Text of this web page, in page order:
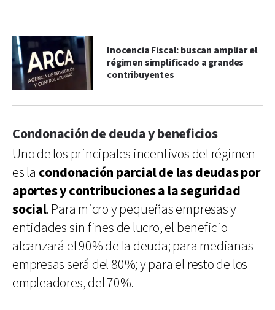
Inocencia Fiscal: buscan ampliar el
régimen simplificado a grandes
contribuyentes
Condonación de deuda y beneficios
Uno de los principales incentivos del régimen
es la condonación parcial de las deudas por
aportes y contribuciones a la seguridad
social. Para micro y pequeñas empresas y
entidades sin fines de lucro, el beneficio
alcanzará el 90% de la deuda; para medianas
empresas será del 80%; y para el resto de los
empleadores, del 70%.